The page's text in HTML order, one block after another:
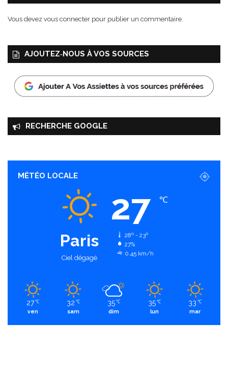
Vous devez vous connecter pour publier un commentaire.
AJOUTEZ‑NOUS À VOS SOURCES
RECHERCHE GOOGLE
MÉTÉO LOCALE
Paris
Ciel dégagé
27 ℃
28º - 23º
27%
0.45 km/h
27 ℃
ven
32 ℃
sam
35 ℃
dim
35 ℃
lun
33 ℃
mar